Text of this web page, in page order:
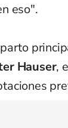
eso".
Hauser,